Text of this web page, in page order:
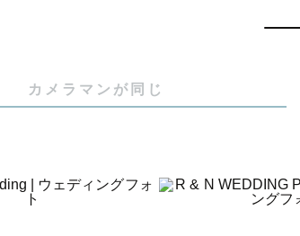
🙋【 カメラマンのこと 】
◎本職にて認定こども園勤務１３年目に
カメラマンが同じ